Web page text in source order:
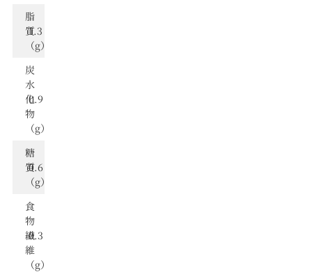
脂
質
（g）
1.3
炭
⽔
化
物
（g）
0.9
糖
質
（g）
0.6
食
物
繊
維
（g）
0.3